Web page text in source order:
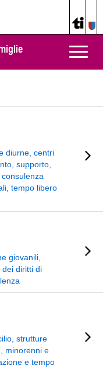
Toggle
diurne, centri
supporto,
tempo libero
giovanili,
diritti di
strutture
minorenni e
e tempo